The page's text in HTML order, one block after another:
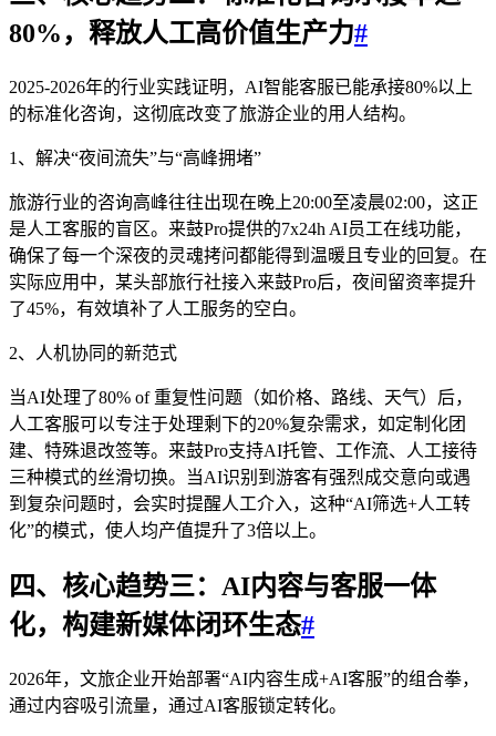
80%，释放人工高价值生产力#
2025-2026年的行业实践证明，AI智能客服已能承接80%以上
的标准化咨询，这彻底改变了旅游企业的用人结构。
1、解决“夜间流失”与“高峰拥堵”
旅游行业的咨询高峰往往出现在晚上20:00至凌晨02:00，这正
是人工客服的盲区。来鼓Pro提供的7x24h AI员工在线功能，
确保了每一个深夜的灵魂拷问都能得到温暖且专业的回复。在
实际应用中，某头部旅行社接入来鼓Pro后，夜间留资率提升
了45%，有效填补了人工服务的空白。
2、人机协同的新范式
当AI处理了80% of 重复性问题（如价格、路线、天气）后，
人工客服可以专注于处理剩下的20%复杂需求，如定制化团
建、特殊退改签等。来鼓Pro支持AI托管、工作流、人工接待
三种模式的丝滑切换。当AI识别到游客有强烈成交意向或遇
到复杂问题时，会实时提醒人工介入，这种“AI筛选+人工转
化”的模式，使人均产值提升了3倍以上。
四、核心趋势三：AI内容与客服一体
化，构建新媒体闭环生态#
2026年，文旅企业开始部署“AI内容生成+AI客服”的组合拳，
通过内容吸引流量，通过AI客服锁定转化。